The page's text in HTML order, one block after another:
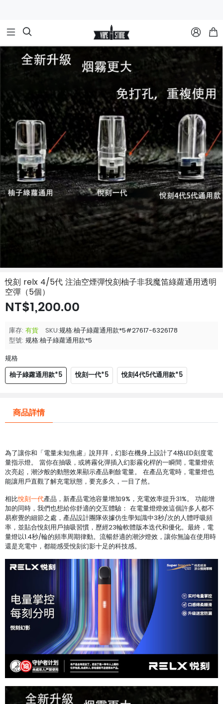
  
悅刻 relx 4/5代 注油空煙彈悅刻柚子非我魔笛綠蘿通用透明
空彈（5個）
NT$1,200.00
庫存: 有貨 SKU:规格:柚子綠蘿通用款*5#27617-6326178
型號: 规格:柚子綠蘿通用款*5
规格
柚子綠蘿通用款*5 悅刻一代*5 悅刻4代5代通用款*5
商品詳情
為了讓你和「電量未知焦慮」說拜拜，幻影在機身上設計了4格LED刻度電
量指示燈。 當你在抽吸，或將霧化彈插入幻影霧化桿的一瞬間，電量燈依
次亮起，潮汐般的動態效果顯示產品剩餘電量。 在產品充電時，電量燈也
能讓用戶直觀了解充電狀態，要充多久，一目了然。
相比悅刻一代產品，新產品電池容量增加9%，充電效率提升31%。 功能增
加的同時，我們也想給你舒適的交互體驗： 在電量燈燈效這個許多人都不
易察覺的細節之處，產品設計團隊依據仿生學知識中3秒/次的人體呼吸頻
率，並貼合悅刻用戶抽吸習慣，歷經23輪軟體版本迭代和優化。最終，電
量燈以1.4秒/輪的頻率周期律動。流暢舒適的潮汐燈效，讓你無論在使用時
還是充電中，都能感受悅刻幻影十足的科技感。